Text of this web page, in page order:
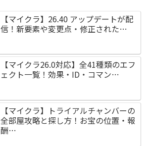
【マイクラ】26.40 アップデートが配
信！新要素や変更点・修正された…
【マイクラ26.0対応】全41種類のエフ
ェクト一覧！効果・ID・コマン…
【マイクラ】トライアルチャンバーの
全部屋攻略と探し方！お宝の位置・報
酬…